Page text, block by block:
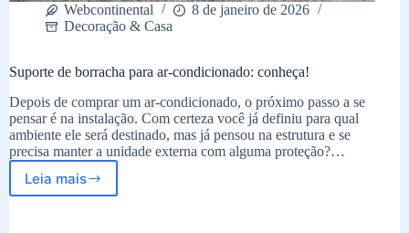
Webcontinental
8 de janeiro de 2026
Decoração & Casa
Suporte de borracha para ar-condicionado: conheça!
Depois de comprar um ar-condicionado, o próximo passo a se
pensar é na instalação. Com certeza você já definiu para qual
ambiente ele será destinado, mas já pensou na estrutura e se
precisa manter a unidade externa com alguma proteção?…
Leia mais
Suporte